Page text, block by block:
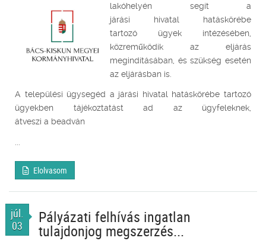
lakóhelyén segít a
járási hivatal hatáskörébe
tartozó ügyek intézésében,
közreműködik az eljárás
megindításában, és szükség esetén
az eljárásban is.
A települési ügysegéd a járási hivatal hatáskörébe tartozó
ügyekben tájékoztatást ad az ügyfeleknek,
átveszi a beadván
Elolvasom
júl.
03
Pályázati felhívás ingatlan
tulajdonjog megszerzés...